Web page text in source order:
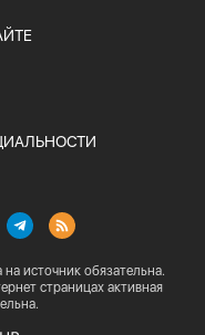
источник обязательна.
страницах активная